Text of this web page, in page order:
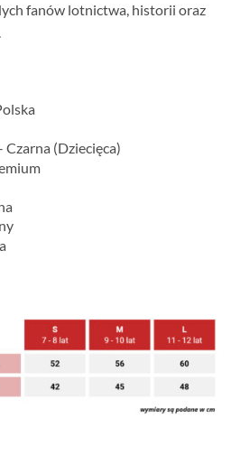
fanów lotnictwa, historii oraz
(Dziecięca)